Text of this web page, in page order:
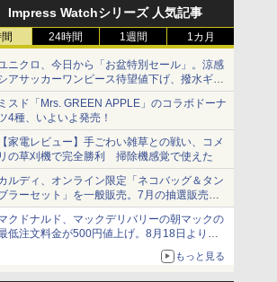
Impress Watchシリーズ 人気記事
24時間 1週間 1カ月
ニクロ、今日から「お盆特別セール」。涼感
アサッカーワンピース待望値下げ、撥水ギア
ョーツは1990円に
スド「Mrs. GREEN APPLE」のコラボドーナ
4種、いよいよ発売！
家電レビュー】手ごわい雑草との戦い、コメ
の草刈機で完全勝利 掃除機感覚で使えた
ルディ、オンライン限定「ネコバッグ＆タン
ラーセット」を一般販売。7月の抽選販売の
選無効分
クドナルド、マックデリバリーの朝マックの
低注文料金が500円値上げ。8月18日より
もっと見る